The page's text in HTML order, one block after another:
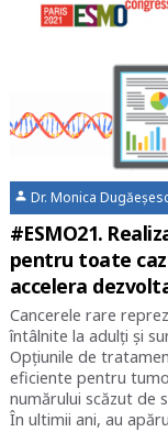
Dr. Monica
#ESMO21.
pentru toate
accelera
Cancerele rare
întâlnite la adulți şi
Opţiunile de
eficiente pentru
numărului scăzut de
În ultimii ani, au